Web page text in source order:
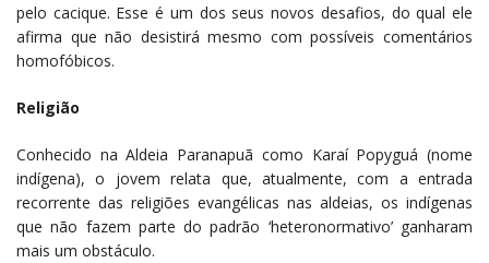
pelo cacique. Esse é um dos seus novos desafios, do qual ele
afirma que não desistirá mesmo com possíveis comentários
homofóbicos.
Religião
Conhecido na Aldeia Paranapuã como Karaí Popyguá (nome
indígena), o jovem relata que, atualmente, com a entrada
recorrente das religiões evangélicas nas aldeias, os indígenas
que não fazem parte do padrão ‘heteronormativo’ ganharam
mais um obstáculo.